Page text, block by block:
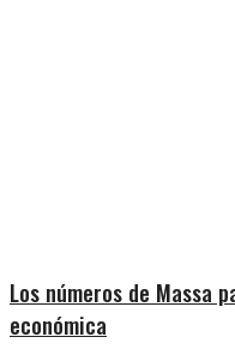
Los números de Massa
económica